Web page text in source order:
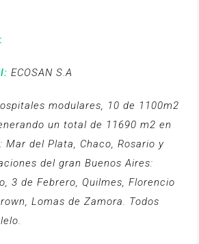
ECOSAN S.A
modulares, 10 de 1100m2
un total de 11690 m2 en
Mar del Plata, Chaco, Rosario y
del gran Buenos Aires:
3 de Febrero, Quilmes, Florencio
Lomas de Zamora. Todos